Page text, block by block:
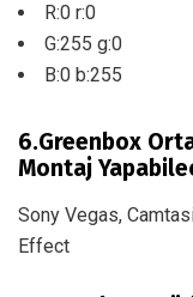
R:0 r:0
G:255 g:0
B:0 b:255
6.Greenbox
Montaj
Sony Vegas,
Effect